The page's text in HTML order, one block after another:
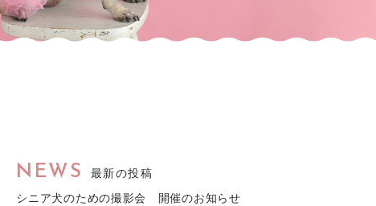
NEWS
最新の投稿
シニア犬のための撮影会 開催のお知らせ